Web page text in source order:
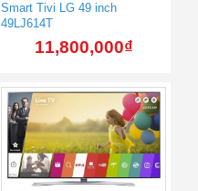
Smart Tivi LG 49 inch
49LJ614T
11,800,000₫